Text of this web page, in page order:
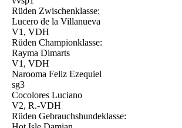
Rüden Zwischenklasse:
Lucero de la Villanueva
V1, VDH
Rüden Championklasse:
Rayma Dimarts
V1, VDH
Narooma Feliz Ezequiel
sg3
Cocolores Luciano
V2, R.-VDH
Rüden Gebrauchshundeklasse: